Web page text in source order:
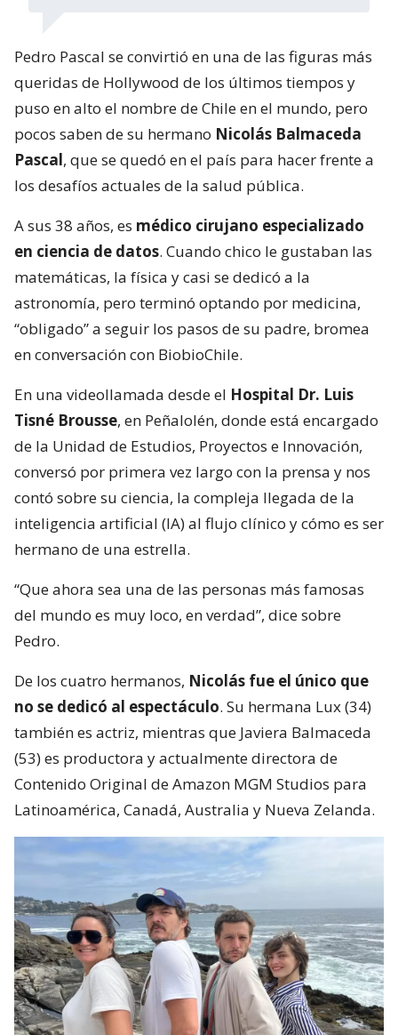
Pedro Pascal se convirtió en una de las figuras más
queridas de Hollywood de los últimos tiempos y
puso en alto el nombre de Chile en el mundo, pero
pocos saben de su hermano Nicolás Balmaceda
Pascal, que se quedó en el país para hacer frente a
los desafíos actuales de la salud pública.
A sus 38 años, es médico cirujano especializado
en ciencia de datos. Cuando chico le gustaban las
matemáticas, la física y casi se dedicó a la
astronomía, pero terminó optando por medicina,
“obligado” a seguir los pasos de su padre, bromea
en conversación con BiobioChile.
En una videollamada desde el Hospital Dr. Luis
Tisné Brousse, en Peñalolén, donde está encargado
de la Unidad de Estudios, Proyectos e Innovación,
conversó por primera vez largo con la prensa y nos
contó sobre su ciencia, la compleja llegada de la
inteligencia artificial (IA) al flujo clínico y cómo es ser
hermano de una estrella.
“Que ahora sea una de las personas más famosas
del mundo es muy loco, en verdad”, dice sobre
Pedro.
De los cuatro hermanos, Nicolás fue el único que
no se dedicó al espectáculo. Su hermana Lux (34)
también es actriz, mientras que Javiera Balmaceda
(53) es productora y actualmente directora de
Contenido Original de Amazon MGM Studios para
Latinoamérica, Canadá, Australia y Nueva Zelanda.